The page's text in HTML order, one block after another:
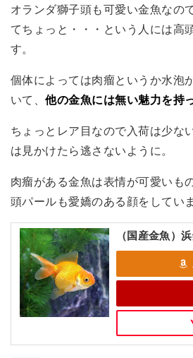
オランダ獅子頭も可愛い金魚なの
てちょっと・・・という人には高
す。
個体によっては肉瘤というか水泡
いて、他の金魚には無い魅力を持
ちょっとレア目なので入荷は少な
は見かけたら逃さないように。
肉瘤がある金魚は表情が可愛いも
頭パールも愛嬌のある顔をしてい
（国産金魚）